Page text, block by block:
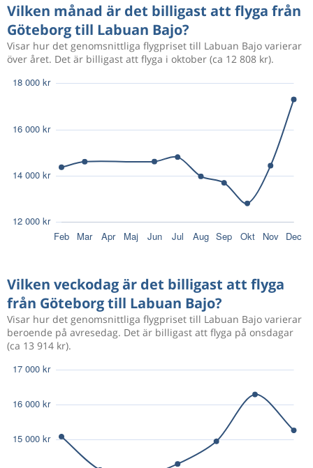
Vilken månad är det billigast att flyga från
Göteborg till Labuan Bajo?
Visar hur det genomsnittliga flygpriset till Labuan Bajo varierar
över året. Det är billigast att flyga i oktober (ca 12 808 kr).
Vilken veckodag är det billigast att flyga
från Göteborg till Labuan Bajo?
Visar hur det genomsnittliga flygpriset till Labuan Bajo varierar
beroende på avresedag. Det är billigast att flyga på onsdagar
(ca 13 914 kr).